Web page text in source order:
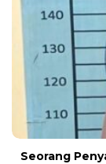
Seorang